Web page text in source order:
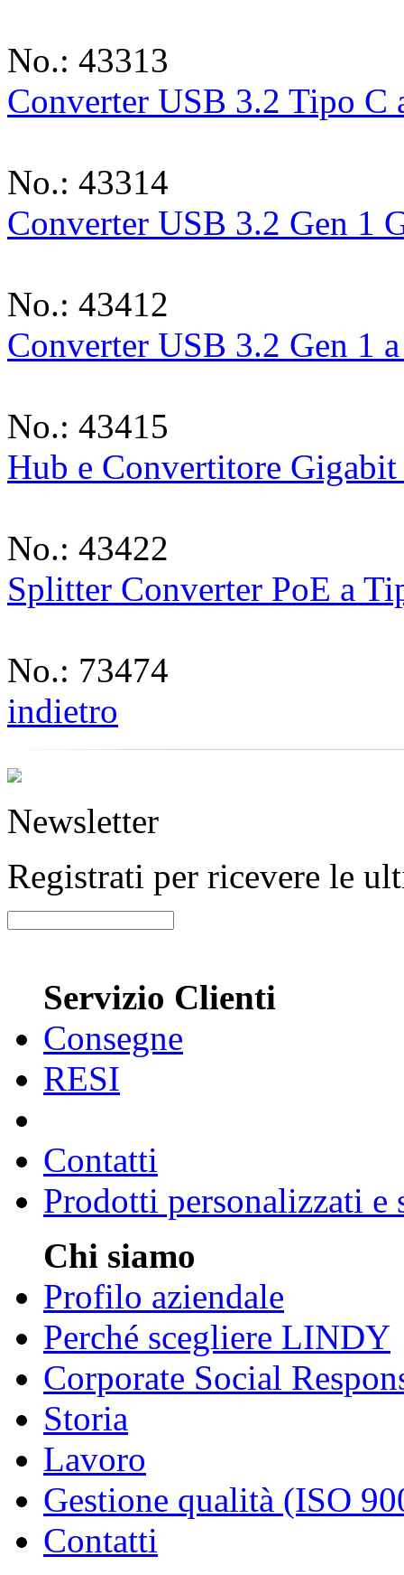
No.: 43313
Converter USB 3.2 Tipo C
No.: 43314
Converter USB 3.2 Gen 1
No.: 43412
Converter USB 3.2 Gen 1
No.: 43415
Hub e Convertitore
No.: 43422
Splitter Converter PoE a
No.: 73474
indietro
Newsletter
Registrati per ricevere le
Servizio Clienti
Consegne
RESI
Contatti
Prodotti personalizzati e
Chi siamo
Profilo aziendale
Perché scegliere LINDY
Corporate Social
Storia
Lavoro
Gestione qualità (ISO
Contatti